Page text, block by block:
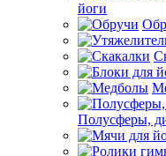
йоги
Полусферы,